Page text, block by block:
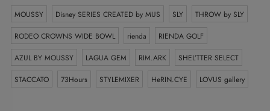
MOUSSY Disney SERIES CREATED by MUS SLY
THROW by SLY
RODEO CROWNS WIDE BOWL
rienda
RIENDA GOLF
AZUL BY MOUSSY
LAGUA GEM RIM.ARK
SHEL’TTER SELECT
STACCATO
73Hours STYLEMIXER HeRIN.CYE LOVUS gallery